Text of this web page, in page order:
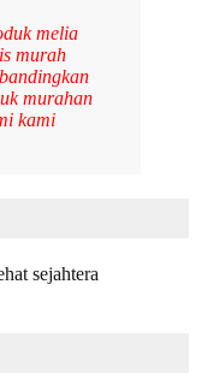
melia
murah
murahan
kami